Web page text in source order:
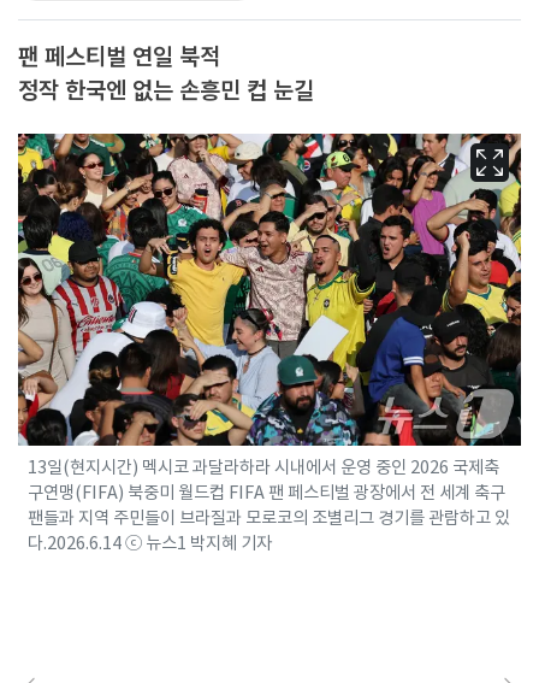
팬 페스티벌 연일 북적
정작 한국엔 없는 손흥민 컵 눈길
13일(현지시간) 멕시코 과달라하라 시내에서 운영 중인 2026 국제축
구연맹(FIFA) 북중미 월드컵 FIFA 팬 페스티벌 광장에서 전 세계 축구
팬들과 지역 주민들이 브라질과 모로코의 조별리그 경기를 관람하고 있
다.2026.6.14 ⓒ 뉴스1 박지혜 기자